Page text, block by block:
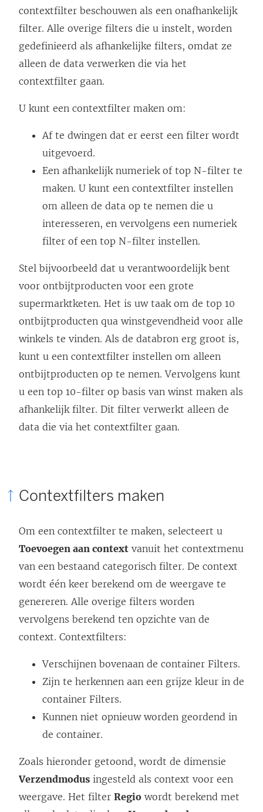
contextfilter beschouwen als een onafhankelijk
filter. Alle overige filters die u instelt, worden
gedefinieerd als afhankelijke filters, omdat ze
alleen de data verwerken die via het
contextfilter gaan.
U kunt een contextfilter maken om:
Af te dwingen dat er eerst een filter wordt
uitgevoerd.
Een afhankelijk numeriek of top N-filter te
maken. U kunt een contextfilter instellen
om alleen de data op te nemen die u
interesseren, en vervolgens een numeriek
filter of een top N-filter instellen.
Stel bijvoorbeeld dat u verantwoordelijk bent
voor ontbijtproducten voor een grote
supermarktketen. Het is uw taak om de top 10
ontbijtproducten qua winstgevendheid voor alle
winkels te vinden. Als de databron erg groot is,
kunt u een contextfilter instellen om alleen
ontbijtproducten op te nemen. Vervolgens kunt
u een top 10-filter op basis van winst maken als
afhankelijk filter. Dit filter verwerkt alleen de
data die via het contextfilter gaan.
Contextfilters maken
Om een contextfilter te maken, selecteert u
Toevoegen aan context vanuit het contextmenu
van een bestaand categorisch filter. De context
wordt één keer berekend om de weergave te
genereren. Alle overige filters worden
vervolgens berekend ten opzichte van de
context. Contextfilters:
Verschijnen bovenaan de container Filters.
Zijn te herkennen aan een grijze kleur in de
container Filters.
Kunnen niet opnieuw worden geordend in
de container.
Zoals hieronder getoond, wordt de dimensie
Verzendmodus ingesteld als context voor een
weergave. Het filter Regio wordt berekend met